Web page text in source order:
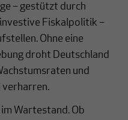
– gestützt durch
Fiskalpolitik –
Ohne eine
droht Deutschland
und
Wartestand. Ob